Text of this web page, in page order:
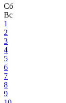
Сб
Вс
1
2
3
4
5
6
7
8
9